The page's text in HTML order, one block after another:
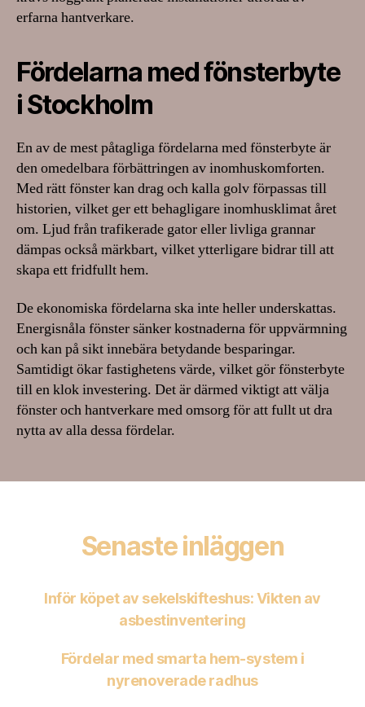
erfarna hantverkare.
Fördelarna med fönsterbyte
i Stockholm
En av de mest påtagliga fördelarna med fönsterbyte är
den omedelbara förbättringen av inomhuskomforten.
Med rätt fönster kan drag och kalla golv förpassas till
historien, vilket ger ett behagligare inomhusklimat året
om. Ljud från trafikerade gator eller livliga grannar
dämpas också märkbart, vilket ytterligare bidrar till att
skapa ett fridfullt hem.
De ekonomiska fördelarna ska inte heller underskattas.
Energisnåla fönster sänker kostnaderna för uppvärmning
och kan på sikt innebära betydande besparingar.
Samtidigt ökar fastighetens värde, vilket gör fönsterbyte
till en klok investering. Det är därmed viktigt att välja
fönster och hantverkare med omsorg för att fullt ut dra
nytta av alla dessa fördelar.
Senaste inläggen
Inför köpet av sekelskifteshus: Vikten av
asbestinventering
Fördelar med smarta hem-system i
nyrenoverade radhus